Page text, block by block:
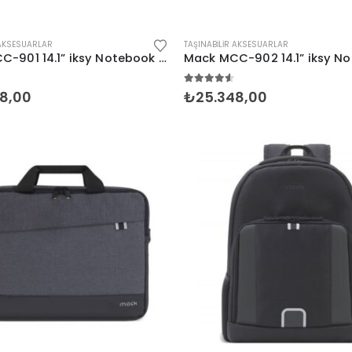
Mack MCC-901 14.1” iksy Notebook Çantası Siyah
TAŞINABILIR AKSESUARLAR
5 üzerinden
₺25.348,00